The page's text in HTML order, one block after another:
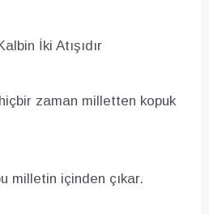
İki Atışıdır
zaman milletten kopuk
milletin içinden çıkar.